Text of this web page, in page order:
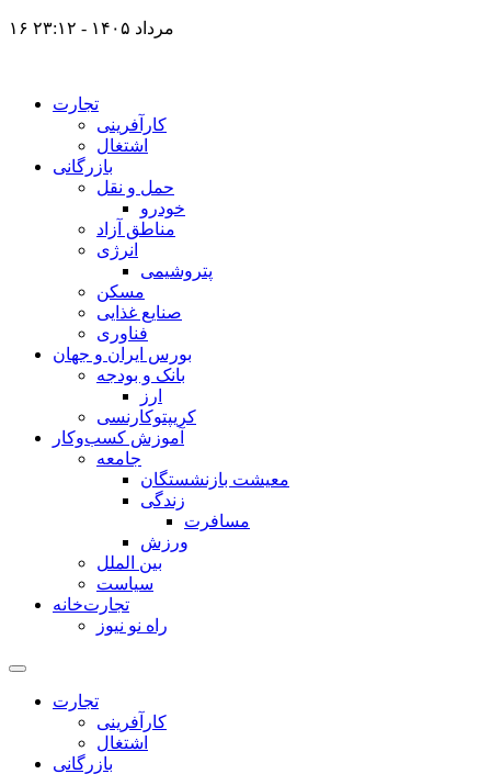
۱۶ مرداد ۱۴۰۵ - ۲۳:۱۲
تجارت
کارآفرینی
اشتغال
بازرگانی
حمل و نقل
خودرو
مناطق آزاد
انرژی
پتروشیمی
مسکن
صنایع غذایی
فناوری
بورس ایران و جهان
بانک و بودجه
ارز
کریپتوکارنسی
آموزش کسب‌وکار
جامعه
معیشت بازنشستگان
زندگی
مسافرت
ورزش
بین الملل
سیاست
تجارت‌خانه
راه نو نیوز
تجارت
کارآفرینی
اشتغال
بازرگانی